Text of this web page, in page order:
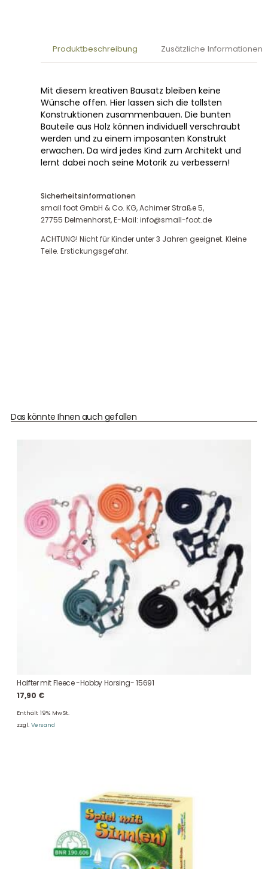
Produktbeschreibung Zusätzliche Informationen
Mit diesem kreativen Bausatz bleiben keine
Wünsche offen. Hier lassen sich die tollsten
Konstruktionen zusammenbauen. Die bunten
Bauteile aus Holz können individuell verschraubt
werden und zu einem imposanten Konstrukt
erwachen. Da wird jedes Kind zum Architekt und
lernt dabei noch seine Motorik zu verbessern!
Sicherheitsinformationen
small foot GmbH & Co. KG, Achimer Straße 5,
27755 Delmenhorst, E-Mail: info@small-foot.de
ACHTUNG! Nicht für Kinder unter 3 Jahren geeignet. Kleine
Teile. Erstickungsgefahr.
Das könnte Ihnen auch gefallen
Halfter mit Fleece -Hobby Horsing- 15691
17,90 €
Enthält 19% MwSt.
zzgl. Versand